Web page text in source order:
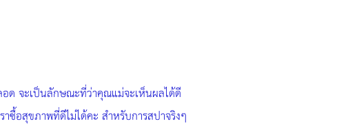
อด จะเป็นลักษณะที่ว่าคุณแม่จะเห็นผลได้ดี
ซื้อสุขภาพที่ดีไม่ได้คะ สำหรับการสปาจริงๆ